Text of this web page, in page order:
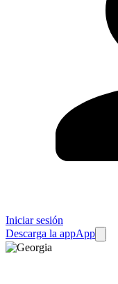
Iniciar sesión
Descarga la appApp